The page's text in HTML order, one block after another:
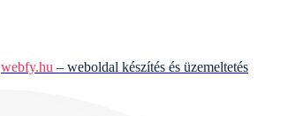
webfy.hu – weboldal készítés és üzemeltetés